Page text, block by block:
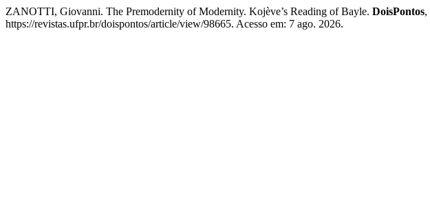
ZANOTTI, Giovanni. The Premodernity of Modernity. Kojève’s Reading of Bayle. DoisPontos,
https://revistas.ufpr.br/doispontos/article/view/98665. Acesso em: 7 ago. 2026.